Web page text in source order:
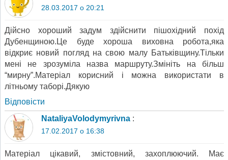
28.03.2017 о 20:21
Дійсно хороший задум здійснити пішохідний похід
Дубенщиною.Це буде хороша виховна робота,яка
відкриє новий погляд на свою малу Батьківщину.Тільки
мені не зрозуміла назва маршруту.Змініть на більш
“мирну”.Матеріал корисний і можна використати в
літньому таборі.Дякую
Відповіcти
NataliyaVolodymyrivna :
17.02.2017 о 16:38
Матеріал цікавий, змістовний, захоплюючий. Має